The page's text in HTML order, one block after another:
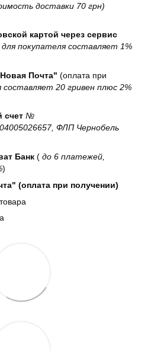
доставки 70 грн)
картой через сервис
для покупателя составляет 1%
Почта" (оплата при
составляет 20 гривен плюс 2%
счет №
ФЛП Чернобель
Банк ( до 6 платежей,
)
(оплата при получении)